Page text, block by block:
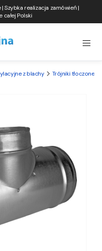
realizacja zamówień |
Polski
z blachy Trójniki tłoczone